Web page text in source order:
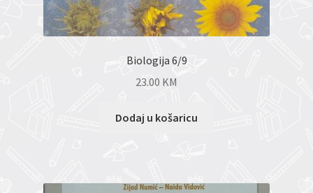
Biologija 6/9
23.00 KM
Dodaj u košaricu